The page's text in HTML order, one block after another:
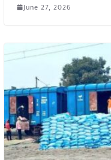
June 27, 2026